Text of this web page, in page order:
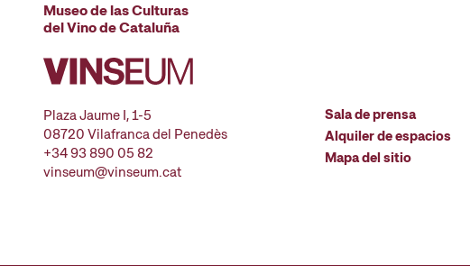
Museo de las Culturas
del Vino de Cataluña
Plaza Jaume I, 1-5
08720 Vilafranca del Penedès
+34 93 890 05 82
vinseum@vinseum.cat
Sala de prensa
Alquiler de espacios
Mapa del sitio